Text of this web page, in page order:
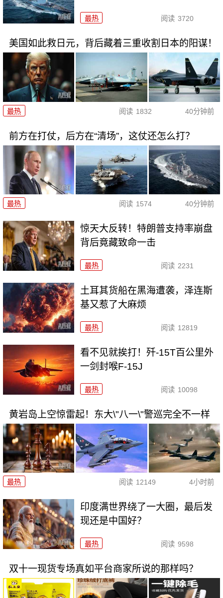
最热 阅读 3720
美国如此救日元，背后藏着三重收割日本的阳谋！
最热 阅读 1832 40分钟前
前方在打仗，后方在“清场”，这仗还怎么打？
最热 阅读 1574 40分钟前
惊天大反转！特朗普支持率崩盘
背后竟藏致命一击
最热 阅读 2231
土耳其货船在黑海遭袭，泽连斯
基又惹了大麻烦
最热 阅读 12819
看不见就挨打！歼-15T百公里外
一剑封喉F-15J
最热 阅读 10098
黄岩岛上空惊雷起！东大\"八一\"警巡完全不一样
最热 阅读 12149 4小时前
印度满世界绕了一大圈，最后发
现还是中国好？
最热 阅读 9598
双十一现货专场真如平台商家所说的那样吗？